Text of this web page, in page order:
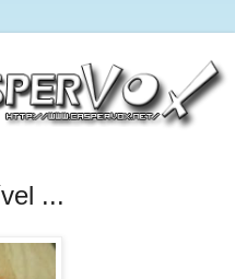
...